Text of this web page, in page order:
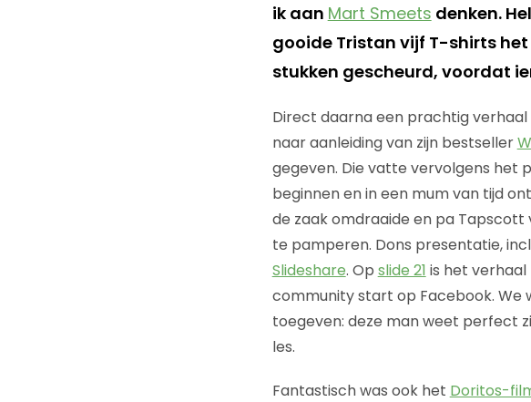
ik aan Mart Smeets denken.
gooide Tristan vijf T-shirts het
stukken gescheurd, voordat
Direct daarna een prachtig
naar aanleiding van zijn bestseller
gegeven. Die vatte vervolgens het
beginnen en in een mum van tijd
de zaak omdraaide en pa
te pamperen. Dons presentatie,
Slideshare. Op slide 21 is het verhaal
community start op Facebook.
toegeven: deze man weet perfect
les.
Fantastisch was ook het Doritos-